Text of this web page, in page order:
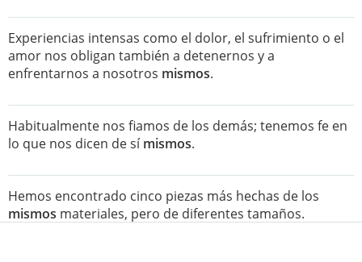
Experiencias intensas como el dolor, el sufrimiento o el
amor nos obligan también a detenernos y a
enfrentarnos a nosotros mismos.
Habitualmente nos fiamos de los demás; tenemos fe en
lo que nos dicen de símismos.
Hemos encontrado cinco piezas más hechas de los
mismos materiales, pero de diferentes tamaños.